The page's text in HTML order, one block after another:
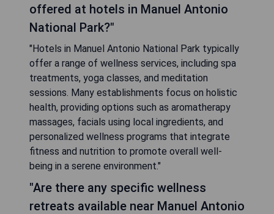
offered at hotels in Manuel Antonio
National Park?"
"Hotels in Manuel Antonio National Park typically
offer a range of wellness services, including spa
treatments, yoga classes, and meditation
sessions. Many establishments focus on holistic
health, providing options such as aromatherapy
massages, facials using local ingredients, and
personalized wellness programs that integrate
fitness and nutrition to promote overall well-
being in a serene environment."
"Are there any specific wellness
retreats available near Manuel Antonio